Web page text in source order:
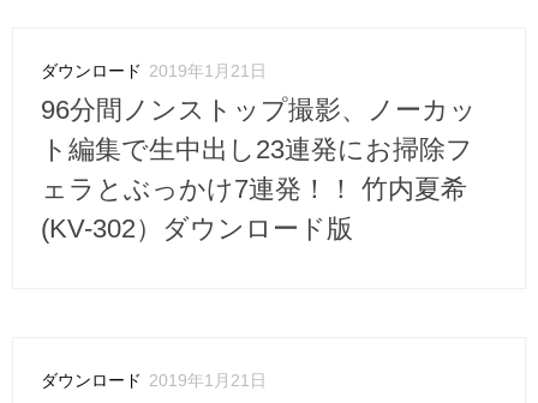
ダウンロード 2019年1月21日
96分間ノンストップ撮影、ノーカッ
ト編集で生中出し23連発にお掃除フ
ェラとぶっかけ7連発！！ 竹内夏希
(KV-302）ダウンロード版
ダウンロード 2019年1月21日